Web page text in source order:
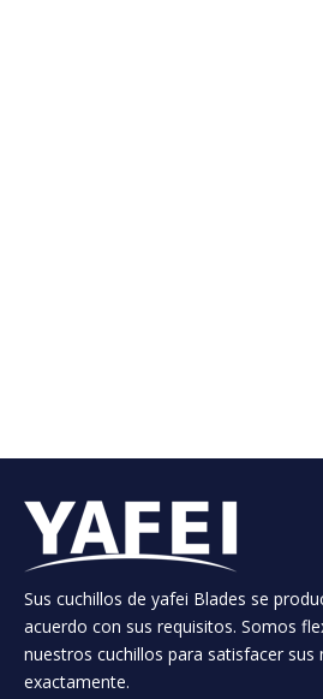
3. Hojas circulares para
Los cuchillos de Yafei
de cuchillas de puntuación,
cortadoras para satisfacer las
el tejido, la junta y las industrias
Incluyendo, pero no limitado:
troncos, ruedas de molienda
perforación y anvil, cuchillos de